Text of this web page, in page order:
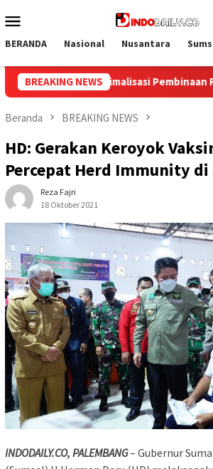
ke
Mobile
BERANDA Nasional Nusantara
BREAKING NEWS
Binaan Bangun Kesamaan
Beranda BREAKING NEWS
HD: Gerakan Keroyok
Percepat Herd Immunity di
Reza Fajri
18 Oktober 2021
INDODAILY.CO, PALEMBANG– Gubernur